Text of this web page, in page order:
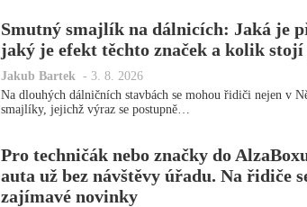
Smutný smajlík na dálnicích: Jaká je
jaký je efekt těchto značek a kolik
Jakub Bartek - 3. 8. 2026
Na dlouhých dálničních stavbách se mohou řidiči nejen v
smajlíky, jejichž výraz se postupně…
Pro techničák nebo značky do
auta už bez návštěvy úřadu. Na řidiče
zajímavé novinky